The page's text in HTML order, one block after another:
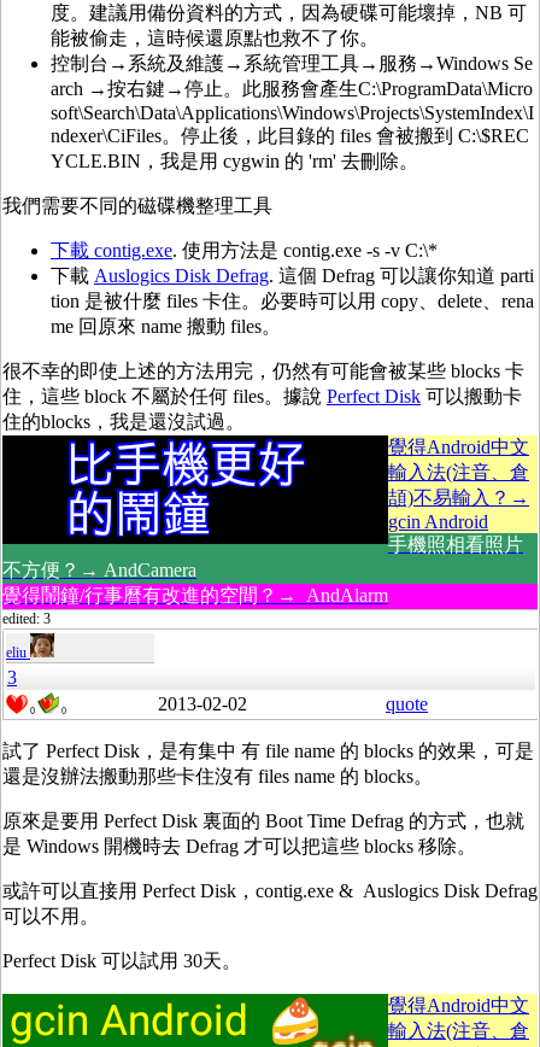
度。建議用備份資料的方式，因為硬碟可能壞掉，NB 可
能被偷走，這時候還原點也救不了你。
控制台→系統及維護→系統管理工具→服務→Windows Se
arch →按右鍵→停止。此服務會產生C:\ProgramData\Micro
soft\Search\Data\Applications\Windows\Projects\SystemIndex\I
ndexer\CiFiles。停止後，此目錄的 files 會被搬到 C:\$REC
YCLE.BIN，我是用 cygwin 的 'rm' 去刪除。
我們需要不同的磁碟機整理工具
下載 contig.exe. 使用方法是 contig.exe -s -v C:\*
下載 Auslogics Disk Defrag. 這個 Defrag 可以讓你知道 parti
tion 是被什麼 files 卡住。必要時可以用 copy、delete、rena
me 回原來 name 搬動 files。
很不幸的即使上述的方法用完，仍然有可能會被某些 blocks 卡
住，這些 block 不屬於任何 files。據說 Perfect Disk 可以搬動卡
住的blocks，我是還沒試過。
覺得Android中文
輸入法(注音、倉
頡)不易輸入？→
gcin Android
手機照相看照片
不方便？→ AndCamera
覺得鬧鐘/行事曆有改進的空間？→ AndAlarm
edited: 3
eliu
3
0 0 2013-02-02 quote
試了 Perfect Disk，是有集中 有 file name 的 blocks 的效果，可是
還是沒辦法搬動那些卡住沒有 files name 的 blocks。
原來是要用 Perfect Disk 裏面的 Boot Time Defrag 的方式，也就
是 Windows 開機時去 Defrag 才可以把這些 blocks 移除。
或許可以直接用 Perfect Disk，contig.exe & Auslogics Disk Defrag
可以不用。
Perfect Disk 可以試用 30天。
覺得Android中文
輸入法(注音、倉